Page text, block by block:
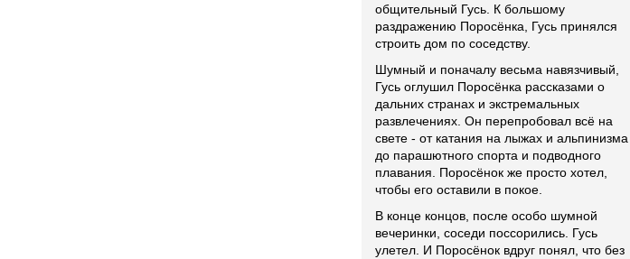
общительный Гусь. К большому
раздражению Поросёнка, Гусь принялся
строить дом по соседству.
Шумный и поначалу весьма навязчивый,
Гусь оглушил Поросёнка рассказами о
дальних странах и экстремальных
развлечениях. Он перепробовал всё на
свете - от катания на лыжах и альпинизма
до парашютного спорта и подводного
плавания. Поросёнок же просто хотел,
чтобы его оставили в покое.
В конце концов, после особо шумной
вечеринки, соседи поссорились. Гусь
улетел. И Поросёнок вдруг понял, что без